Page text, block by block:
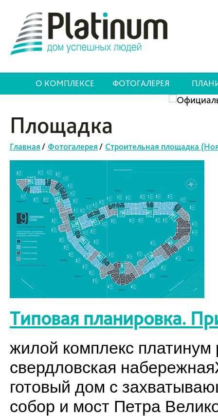
О КОМПЛЕКСЕ ФОТОГАЛЕРЕЯ
Площадка
Главная / Фотогалерея / Строительная площадка
Типовая планировка.
жилой комплекс платинум
свердловская
готовый дом с
собор и мост Петра